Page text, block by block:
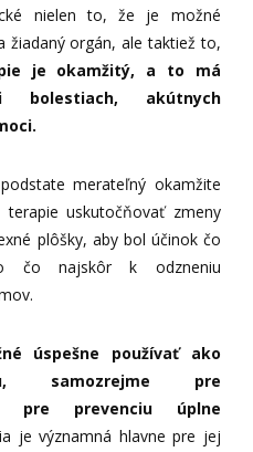
nielen to, že je možné
žiadaný orgán, ale taktiež to,
je okamžitý, a to má
bolestiach, akútnych
merateľný okamžite
uskutočňovať zmeny
plôšky, aby bol účinok čo
čo najskôr k odzneniu
úspešne používať ako
samozrejme pre
pre prevenciu úplne
je významná hlavne pre jej